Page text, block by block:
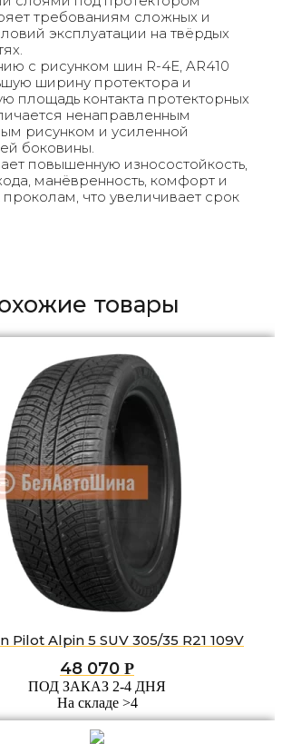
требованиям сложных и
эксплуатации на твёрдых
с рисунком шин R-4E, AR410
ширину протектора и
площадь контакта протекторных
ненаправленным
рисунком и усиленной
боковины.
повышенную износостойкость,
манёвренность, комфорт и
проколам, что увеличивает срок
товары
Pilot Alpin 5 SUV 305/35 R21 109V
48 070 Р
ПОД ЗАКАЗ 2-4 ДНЯ
На складе >4